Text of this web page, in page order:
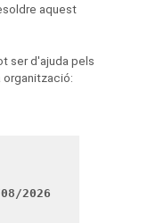
aquest
ser d'ajuda pels
organització:
2026